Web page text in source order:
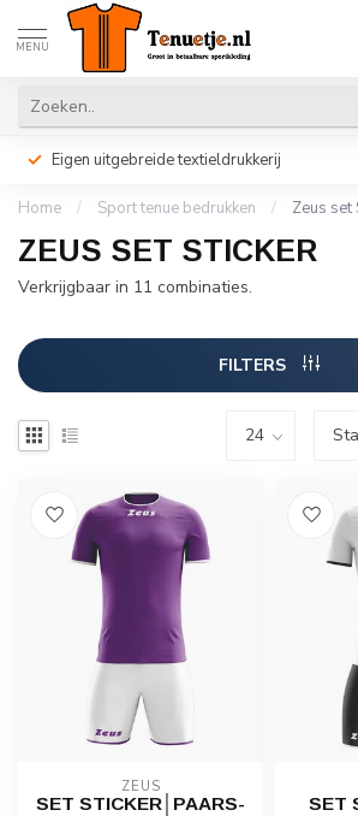
MENU
Eigen uitgebreide textieldrukkerij
Home / Sport tenue bedrukken / Zeus set
ZEUS SET STICKER
Verkrijgbaar in 11 combinaties.
FILTERS
ZEUS
SET STICKER│PAARS-
SET